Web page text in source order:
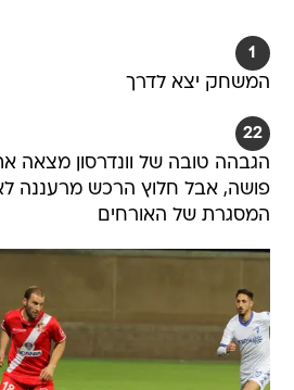
1
המשחק יצא לדרך
22
הגבהה טובה של וונדרסון מצאה
פושה, אבל חלוץ הרכש מרעננה
המסגרת של האורחים